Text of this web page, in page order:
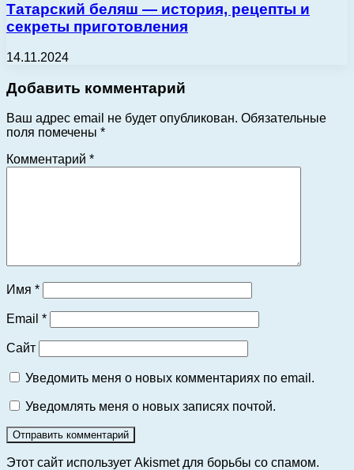
Татарский беляш — история, рецепты и
секреты приготовления
14.11.2024
Добавить комментарий
Ваш адрес email не будет опубликован. Обязательные
поля помечены *
Комментарий *
Имя *
Email *
Сайт
Уведомить меня о новых комментариях по email.
Уведомлять меня о новых записях почтой.
Этот сайт использует Akismet для борьбы со спамом.